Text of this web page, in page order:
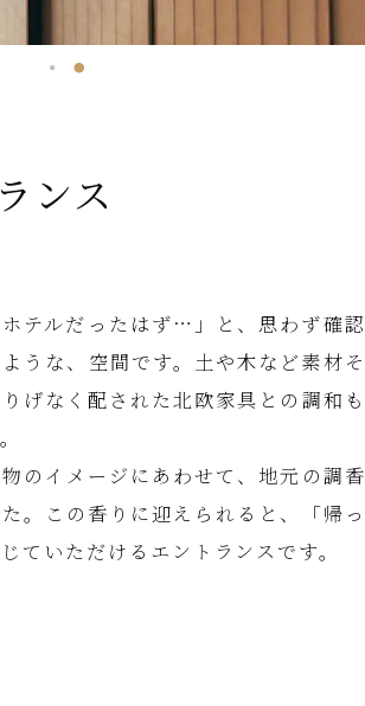
ンス
テルだったはず…」と、思わず確認
うな、空間です。土や木など素材そ
げなく配された北欧家具との調和も
のイメージにあわせて、地元の調香
。この香りに迎えられると、「帰っ
ていただけるエントランスです。